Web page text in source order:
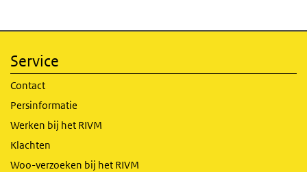
Service
Contact
Persinformatie
Werken bij het RIVM
Klachten
Woo-verzoeken bij het RIVM